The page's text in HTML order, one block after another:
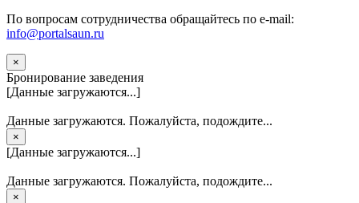
По вопросам сотрудничества обращайтесь по e-mail:
info@portalsaun.ru
×
Бронирование заведения
[Данные загружаются...]
Данные загружаются. Пожалуйста, подождите...
×
[Данные загружаются...]
Данные загружаются. Пожалуйста, подождите...
×